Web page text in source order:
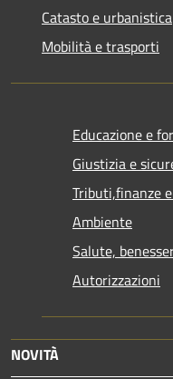
Catasto e urbanistica
Mobilità e trasporti
Educazione e
Giustizia e
Tributi,finanze
Ambiente
Salute,
Autorizzazioni
NOVITÀ